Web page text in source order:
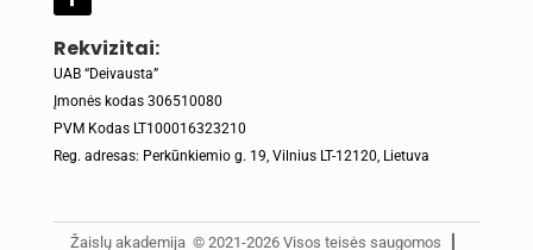
Rekvizitai:
UAB “Deivausta”
Įmonės kodas 306510080
PVM Kodas LT100016323210
Reg. adresas: Perkūnkiemio g. 19, Vilnius LT-12120, Lietuva
Žaislų akademija © 2021-2026 Visos teisės saugomos ┃